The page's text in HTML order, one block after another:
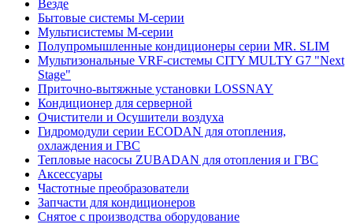
Везде
Бытовые системы M-серии
Мультисистемы M-серии
Полупромышленные кондиционеры серии MR. SLIM
Мультизональные VRF-системы CITY MULTY G7 "Next
Stage"
Приточно-вытяжные установки LOSSNAY
Кондиционер для серверной
Очистители и Осушители воздуха
Гидромодули серии ECODAN для отопления,
охлаждения и ГВС
Тепловые насосы ZUBADAN для отопления и ГВС
Аксесcуары
Частотные преобразователи
Запчасти для кондиционеров
Снятое с производства оборудование